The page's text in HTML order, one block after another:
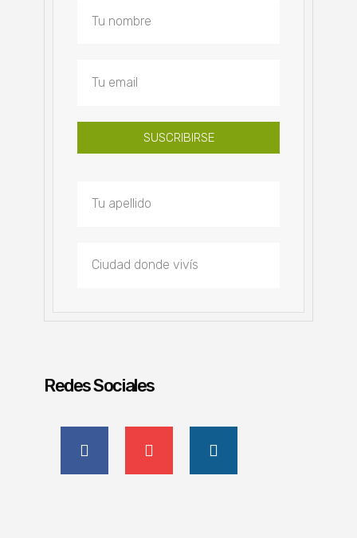
SUSCRIBIRSE
Redes Sociales